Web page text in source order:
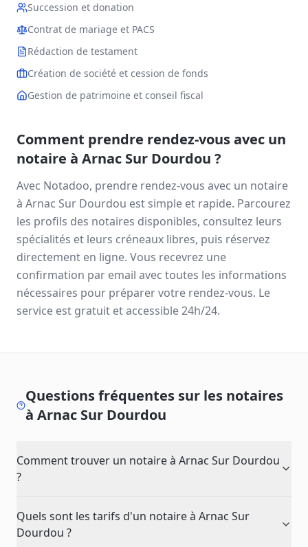
Succession et donation
Contrat de mariage et PACS
Rédaction de testament
Création de société et cession de fonds
Gestion de patrimoine et conseil fiscal
Comment prendre rendez-vous avec un
notaire à Arnac Sur Dourdou ?
Avec Notadoo, prendre rendez-vous avec un notaire
à Arnac Sur Dourdou est simple et rapide. Parcourez
les profils des notaires disponibles, consultez leurs
spécialités et leurs créneaux libres, puis réservez
directement en ligne. Vous recevrez une
confirmation par email avec toutes les informations
nécessaires pour préparer votre rendez-vous. Le
service est gratuit et accessible 24h/24.
Questions fréquentes sur les notaires
àArnac Sur Dourdou
Comment trouver un notaire à Arnac Sur Dourdou
?
Quels sont les tarifs d'un notaire à Arnac Sur
Dourdou ?